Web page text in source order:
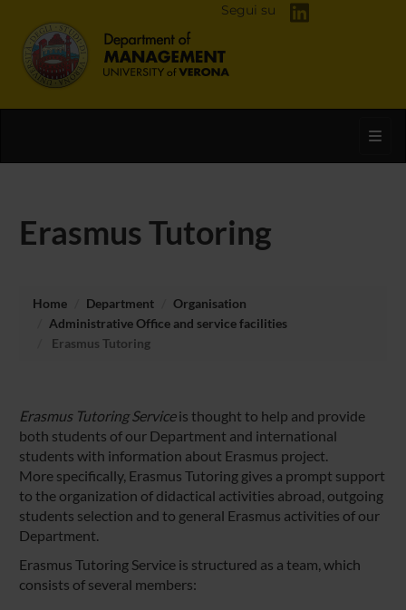
Segui su
Erasmus Tutoring
Home Department
Organisation
Administrative Office and service facilities
Erasmus Tutoring
Erasmus Tutoring Serviceis thought to help and provide
both students of our Department and international
students with information about Erasmus project.
More specifically, Erasmus Tutoring gives a prompt support
to the organization of didactical activities abroad, outgoing
students selection and to general Erasmus activities of our
Department.
Erasmus Tutoring Service is structured as a team, which
consists of several members: